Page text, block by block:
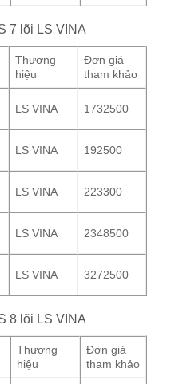
7 lõi LS VINA
Thương
hiệu
Đơn giá
tham khảo
LS VINA 1732500
LS VINA 192500
LS VINA 223300
LS VINA 2348500
LS VINA 3272500
8 lõi LS VINA
Thương
hiệu
Đơn giá
tham khảo